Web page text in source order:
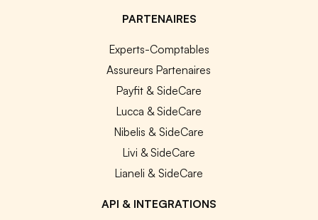
PARTENAIRES
Experts-Comptables
Assureurs Partenaires
Payfit & SideCare
Lucca & SideCare
Nibelis & SideCare
Livi & SideCare
Lianeli & SideCare
API & INTEGRATIONS